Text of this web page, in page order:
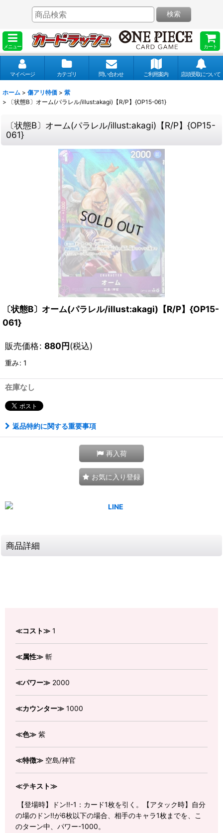
メニュー カート
検索
マイページ カテゴリ 問い合わせ ご利用案内 店頭受取について
ホーム > 傷アリ特価 > 紫
>
〔状態B〕オーム(パラレル/illust:akagi)【R/P】{OP15-061}
〔状態B〕オーム(パラレル/illust:akagi)【R/P】{OP15-
061}
〔状態B〕オーム(パラレル/illust:akagi)【R/P】{OP15-
061}
販売価格: 880円(税込)
重み: 1
在庫なし
返品特約に関する重要事項
再入荷
お気に入り登録
商品詳細
≪コスト≫ 1
≪属性≫ 斬
≪パワー≫ 2000
≪カウンター≫ 1000
≪色≫ 紫
≪特徴≫ 空島/神官
≪テキスト≫
【登場時】ドン!!-1：カード1枚を引く。【アタック時】自分
の場のドン!!が6枚以下の場合、相手のキャラ1枚までを、こ
のターン中、パワー-1000。